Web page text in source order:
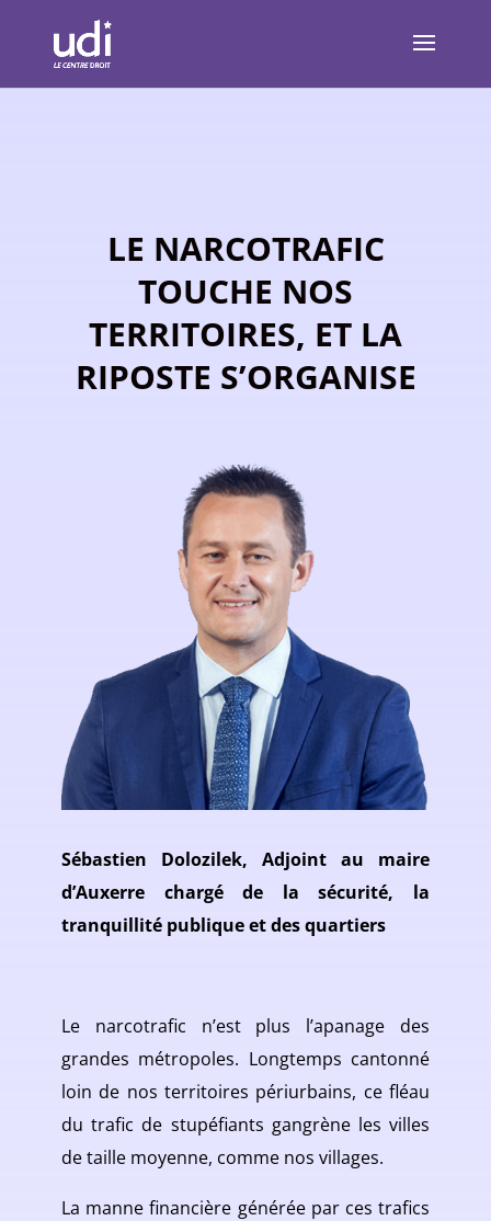
LE NARCOTRAFIC
TOUCHE NOS
TERRITOIRES, ET LA
RIPOSTE S’ORGANISE
Sébastien Dolozilek, Adjoint au maire
d’Auxerre chargé de la sécurité, la
tranquillité publique et des quartiers
Le narcotrafic n’est plus l’apanage des
grandes métropoles. Longtemps cantonné
loin de nos territoires périurbains, ce fléau
du trafic de stupéfiants gangrène les villes
de taille moyenne, comme nos villages.
La manne financière générée par ces trafics